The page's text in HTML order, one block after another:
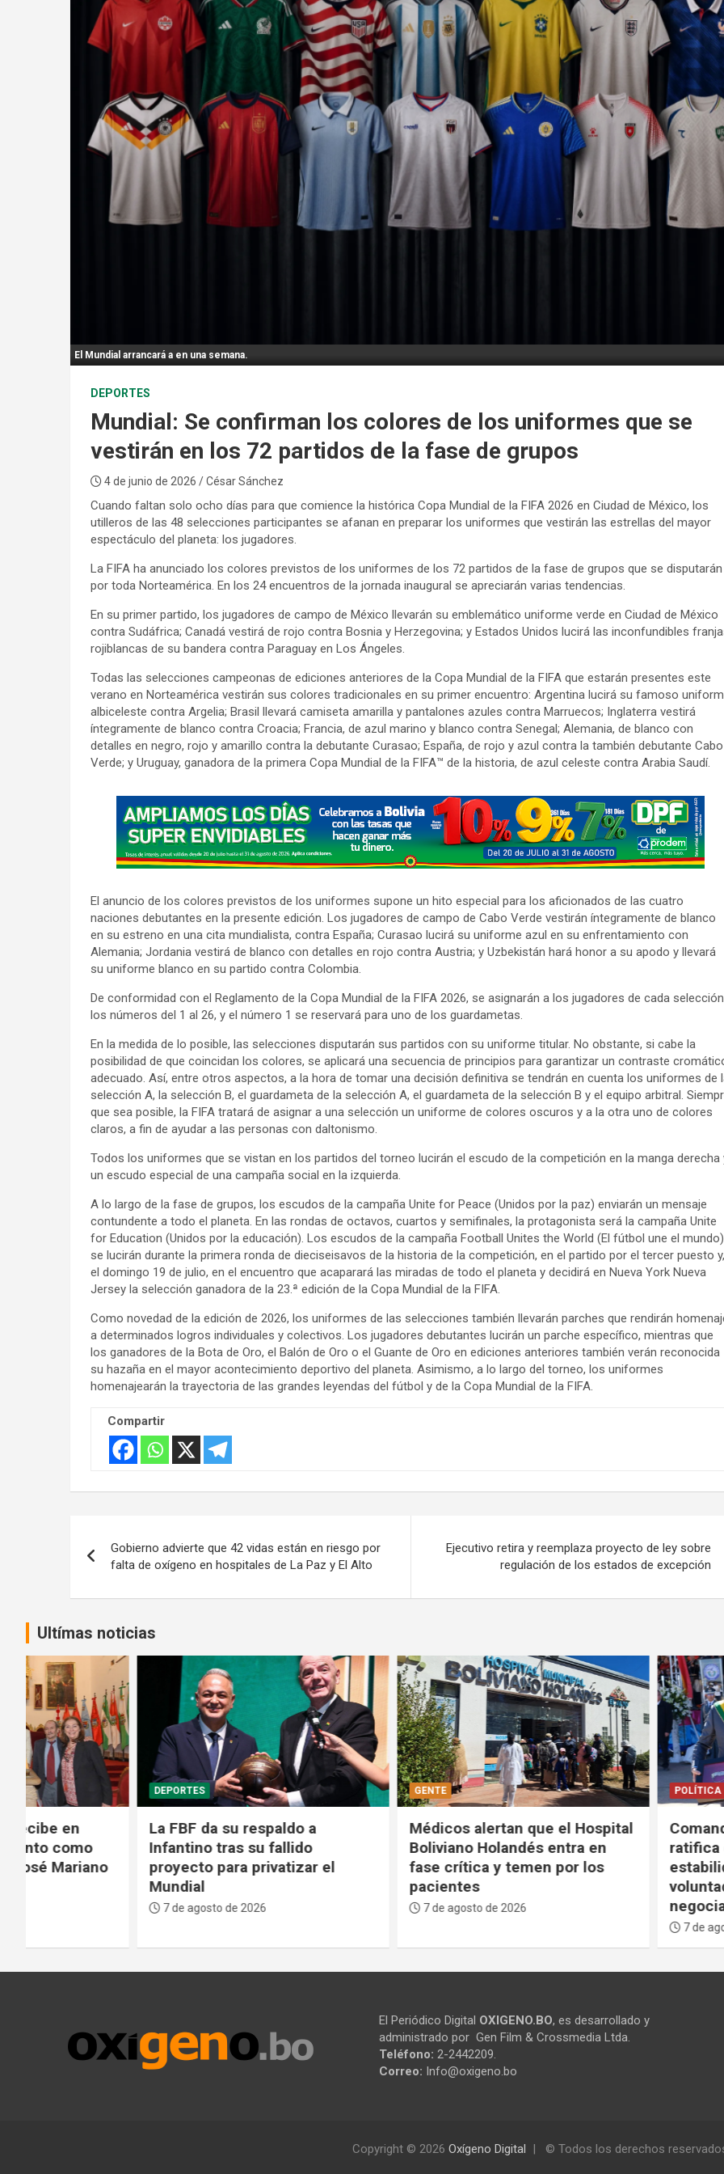
El Mundial arrancará a en una semana.
DEPORTES
Mundial: Se confirman los colores de los uniformes que se
vestirán en los 72 partidos de la fase de grupos
4 de junio de 2026 / César Sánchez
Cuando faltan solo ocho días para que comience la histórica Copa Mundial de la FIFA 2026 en Ciudad de México, los
utilleros de las 48 selecciones participantes se afanan en preparar los uniformes que vestirán las estrellas del mayor
espectáculo del planeta: los jugadores.
La FIFA ha anunciado los colores previstos de los uniformes de los 72 partidos de la fase de grupos que se disputarán
por toda Norteamérica. En los 24 encuentros de la jornada inaugural se apreciarán varias tendencias.
En su primer partido, los jugadores de campo de México llevarán su emblemático uniforme verde en Ciudad de México
contra Sudáfrica; Canadá vestirá de rojo contra Bosnia y Herzegovina; y Estados Unidos lucirá las inconfundibles
rojiblancas de su bandera contra Paraguay en Los Ángeles.
Todas las selecciones campeonas de ediciones anteriores de la Copa Mundial de la FIFA que estarán presentes este
verano en Norteamérica vestirán sus colores tradicionales en su primer encuentro: Argentina lucirá su famoso
albiceleste contra Argelia; Brasil llevará camiseta amarilla y pantalones azules contra Marruecos; Inglaterra vestirá
íntegramente de blanco contra Croacia; Francia, de azul marino y blanco contra Senegal; Alemania, de blanco con
detalles en negro, rojo y amarillo contra la debutante Curasao; España, de rojo y azul contra la también debutante Cabo
Verde; y Uruguay, ganadora de la primera Copa Mundial de la FIFA™ de la historia, de azul celeste contra Arabia Saudí.
t
i
s
e
m
e
n
t
:
El anuncio de los colores previstos de los uniformes supone un hito especial para los aficionados de las cuatro
naciones debutantes en la presente edición. Los jugadores de campo de Cabo Verde vestirán íntegramente de blanco
en su estreno en una cita mundialista, contra España; Curasao lucirá su uniforme azul en su enfrentamiento con
Alemania; Jordania vestirá de blanco con detalles en rojo contra Austria; y Uzbekistán hará honor a su apodo y llevará
su uniforme blanco en su partido contra Colombia.
De conformidad con el Reglamento de la Copa Mundial de la FIFA 2026, se asignarán a los jugadores de cada selección
los números del 1 al 26, y el número 1 se reservará para uno de los guardametas.
En la medida de lo posible, las selecciones disputarán sus partidos con su uniforme titular. No obstante, si cabe la
posibilidad de que coincidan los colores, se aplicará una secuencia de principios para garantizar un contraste
adecuado. Así, entre otros aspectos, a la hora de tomar una decisión definitiva se tendrán en cuenta los uniformes de
selección A, la selección B, el guardameta de la selección A, el guardameta de la selección B y el equipo arbitral.
que sea posible, la FIFA tratará de asignar a una selección un uniforme de colores oscuros y a la otra uno de colores
claros, a fin de ayudar a las personas con daltonismo.
Todos los uniformes que se vistan en los partidos del torneo lucirán el escudo de la competición en la manga derecha
un escudo especial de una campaña social en la izquierda.
A lo largo de la fase de grupos, los escudos de la campaña Unite for Peace (Unidos por la paz) enviarán un mensaje
contundente a todo el planeta. En las rondas de octavos, cuartos y semifinales, la protagonista será la campaña Unite
for Education (Unidos por la educación). Los escudos de la campaña Football Unites the World (El fútbol une el mundo)
se lucirán durante la primera ronda de dieciseisavos de la historia de la competición, en el partido por el tercer puesto y,
el domingo 19 de julio, en el encuentro que acaparará las miradas de todo el planeta y decidirá en Nueva York Nueva
Jersey la selección ganadora de la 23.ª edición de la Copa Mundial de la FIFA.
Como novedad de la edición de 2026, los uniformes de las selecciones también llevarán parches que rendirán
a determinados logros individuales y colectivos. Los jugadores debutantes lucirán un parche específico, mientras que
los ganadores de la Bota de Oro, el Balón de Oro o el Guante de Oro en ediciones anteriores también verán reconocida
su hazaña en el mayor acontecimiento deportivo del planeta. Asimismo, a lo largo del torneo, los uniformes
homenajearán la trayectoria de las grandes leyendas del fútbol y de la Copa Mundial de la FIFA.
Compartir
de
entradas
Gobierno advierte que 42 vidas están en riesgo por
falta de oxígeno en hospitales de La Paz y El Alto
Ejecutivo retira y reemplaza proyecto de ley sobre
regulación de los estados de excepción
Ultímas noticias
DEPORTES
La FBF da su respaldo a
Infantino tras su fallido
proyecto para privatizar el
7 de agosto de 2026
GENTE
Médicos alertan que el Hospital
Boliviano Holandés entra en
fase crítica y temen por los
7 de agosto de 2026
POLÍTICA
Comandante de las
ratifica que defenderá
estabilidad del
voluntad del pueblo
7 de agosto de 2026
El Periódico Digital OXIGENO.BO, es desarrollado y
administrado por Gen Film & Crossmedia Ltda.
Teléfono: 2-2442209.
Correo: Info@oxigeno.bo
Copyright © 2026 Oxígeno Digital © Todos los derechos